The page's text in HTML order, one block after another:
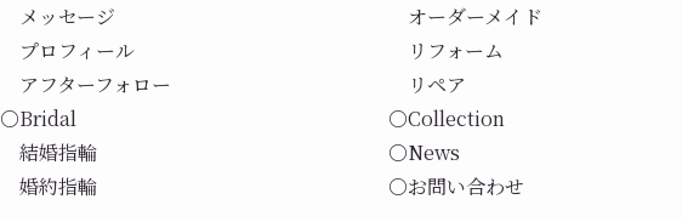
メッセージ
プロフィール
アフターフォロー
○Bridal
結婚指輪
婚約指輪
オーダーメイド
リフォーム
リペア
○Collection
○News
○お問い合わせ